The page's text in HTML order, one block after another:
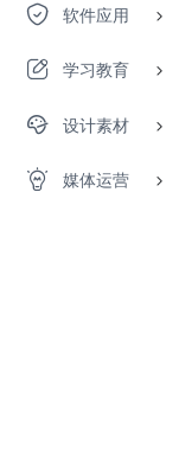
软件应用
学习教育
设计素材
媒体运营